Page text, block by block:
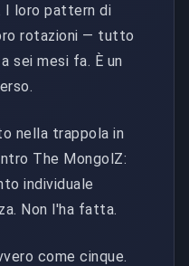
I loro pattern di
rotazioni — tutto
sei mesi fa. È un
nella trappola in
The MongolZ:
individuale
Non l'ha fatta.
come cinque.